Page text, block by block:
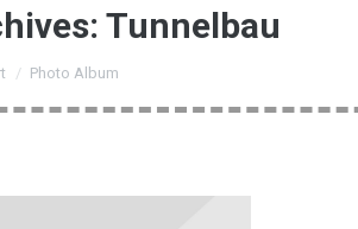
Tunnelbau
befinden sich hier:
Photo Album